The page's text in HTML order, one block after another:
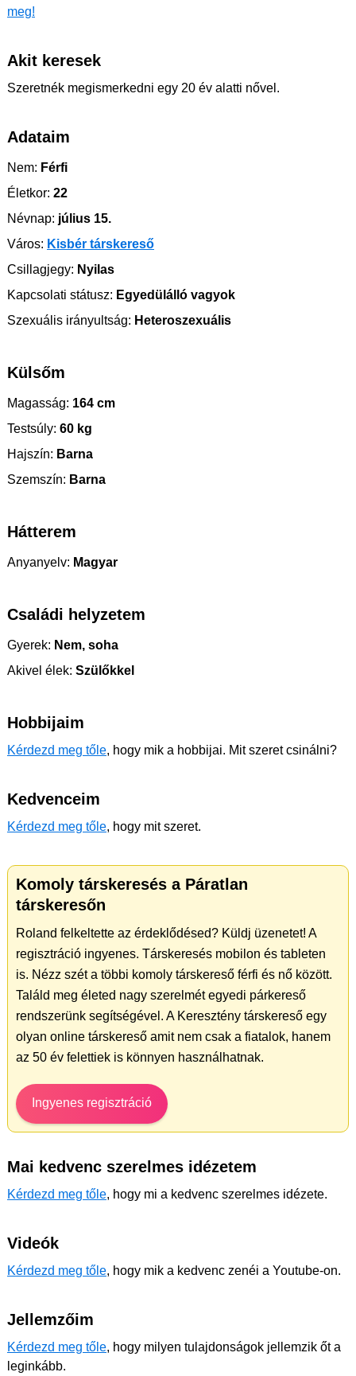
meg!
Akit keresek
Szeretnék megismerkedni egy 20 év alatti nővel.
Adataim
Nem: Férfi
Életkor: 22
Névnap: július 15.
Város: Kisbér társkereső
Csillagjegy: Nyilas
Kapcsolati státusz: Egyedülálló vagyok
Szexuális irányultság: Heteroszexuális
Külsőm
Magasság: 164 cm
Testsúly: 60 kg
Hajszín: Barna
Szemszín: Barna
Hátterem
Anyanyelv: Magyar
Családi helyzetem
Gyerek: Nem, soha
Akivel élek: Szülőkkel
Hobbijaim
Kérdezd meg tőle, hogy mik a hobbijai. Mit szeret csinálni?
Kedvenceim
Kérdezd meg tőle, hogy mit szeret.
Komoly társkeresés a Páratlan
társkeresőn
Roland felkeltette az érdeklődésed? Küldj üzenetet! A
regisztráció ingyenes. Társkeresés mobilon és tableten
is. Nézz szét a többi komoly társkereső férfi és nő között.
Találd meg életed nagy szerelmét egyedi párkereső
rendszerünk segítségével. A Keresztény társkereső egy
olyan online társkereső amit nem csak a fiatalok, hanem
az 50 év felettiek is könnyen használhatnak.
Ingyenes regisztráció
Mai kedvenc szerelmes idézetem
Kérdezd meg tőle, hogy mi a kedvenc szerelmes idézete.
Videók
Kérdezd meg tőle, hogy mik a kedvenc zenéi a Youtube-on.
Jellemzőim
Kérdezd meg tőle, hogy milyen tulajdonságok jellemzik őt a
leginkább.